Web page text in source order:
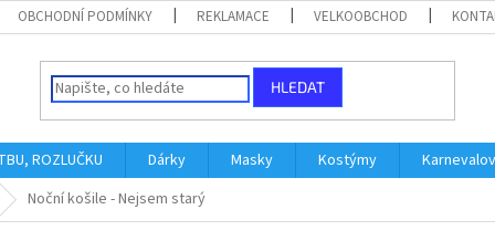
OBCHODNÍ PODMÍNKY REKLAMACE VELKOOBCHOD
HLEDAT
ROZLUČKU Dárky Masky Kostýmy
Noční košile - Nejsem starý